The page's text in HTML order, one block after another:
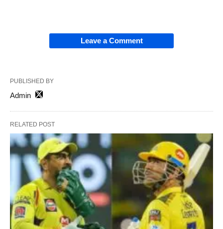
Leave a Comment
PUBLISHED BY
Admin
RELATED POST